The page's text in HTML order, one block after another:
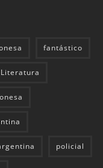
fantástico
Literatura
policial